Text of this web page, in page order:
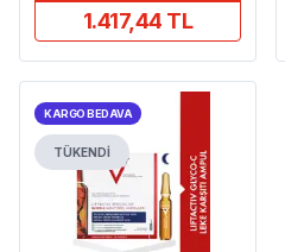
1.417,44 TL
KARGO BEDAVA
TÜKENDİ